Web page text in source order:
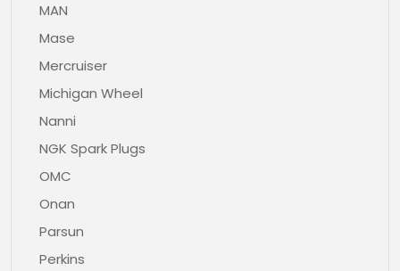
MAN
Mase
Mercruiser
Michigan Wheel
Nanni
NGK Spark Plugs
OMC
Onan
Parsun
Perkins